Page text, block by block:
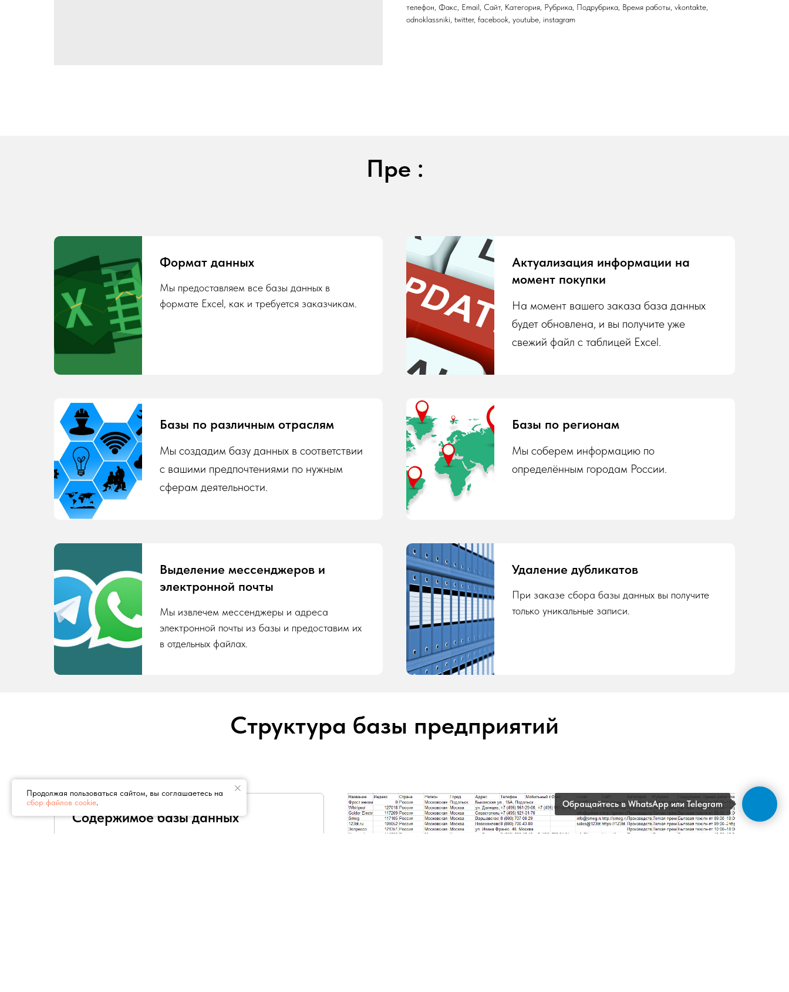
Обращайтесь в WhatsApp или Telegram
телефон, Факс, Email, Сайт, Категория, Рубрика, Подрубрика, Время работы, vkontakte,
odnoklassniki, twitter, facebook, youtube, instagram
Пре :
Формат данных
Мы предоставляем все базы данных в
формате Excel, как и требуется заказчикам.
Актуализация информации на
момент покупки
На момент вашего заказа база данных
будет обновлена, и вы получите уже
свежий файл с таблицей Excel.
Базы по различным отраслям
Мы создадим базу данных в соответствии
с вашими предпочтениями по нужным
сферам деятельности.
Базы по регионам
Мы соберем информацию по
определённым городам России.
Выделение мессенджеров и
электронной почты
Мы извлечем мессенджеры и адреса
электронной почты из базы и предоставим их
в отдельных файлах.
Удаление дубликатов
При заказе сбора базы данных вы получите
только уникальные записи.
Структура базы предприятий
Содержимое базы данных
Продолжая пользоваться сайтом, вы соглашаетесь на
сбор файлов cookie.